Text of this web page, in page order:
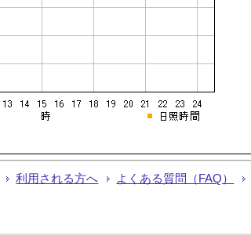
利用される方へ よくある質問（FAQ）